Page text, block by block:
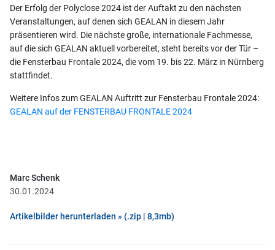
Der Erfolg der Polyclose 2024 ist der Auftakt zu den nächsten
Veranstaltungen, auf denen sich GEALAN in diesem Jahr
präsentieren wird. Die nächste große, internationale Fachmesse,
auf die sich GEALAN aktuell vorbereitet, steht bereits vor der Tür –
die Fensterbau Frontale 2024, die vom 19. bis 22. März in Nürnberg
stattfindet.
Weitere Infos zum GEALAN Auftritt zur Fensterbau Frontale 2024:
GEALAN auf der FENSTERBAU FRONTALE 2024
Marc Schenk
30.01.2024
Artikelbilder herunterladen » (.zip | 8,3mb)